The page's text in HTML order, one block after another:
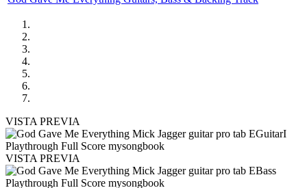
VISTA PREVIA
VISTA PREVIA